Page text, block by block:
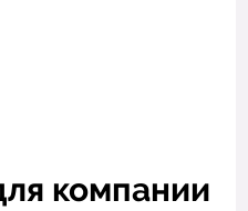
компании